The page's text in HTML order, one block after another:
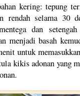
kering: tepung
rendah selama 30
dan
menjadi basah
untuk
kikis adonan yang